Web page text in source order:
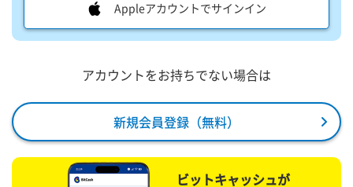
Appleアカウントでサインイン
アカウントをお持ちでない場合は
新規会員登録（無料）
ビットキャッシュが